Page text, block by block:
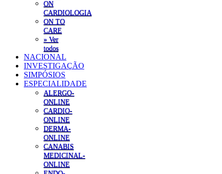
ON
CARDIOLOGIA
ON TO
CARE
» Ver
todos
NACIONAL
INVESTIGAÇÃO
SIMPÓSIOS
ESPECIALIDADE
ALERGO-
ONLINE
CARDIO-
ONLINE
DERMA-
ONLINE
CANABIS
MEDICINAL-
ONLINE